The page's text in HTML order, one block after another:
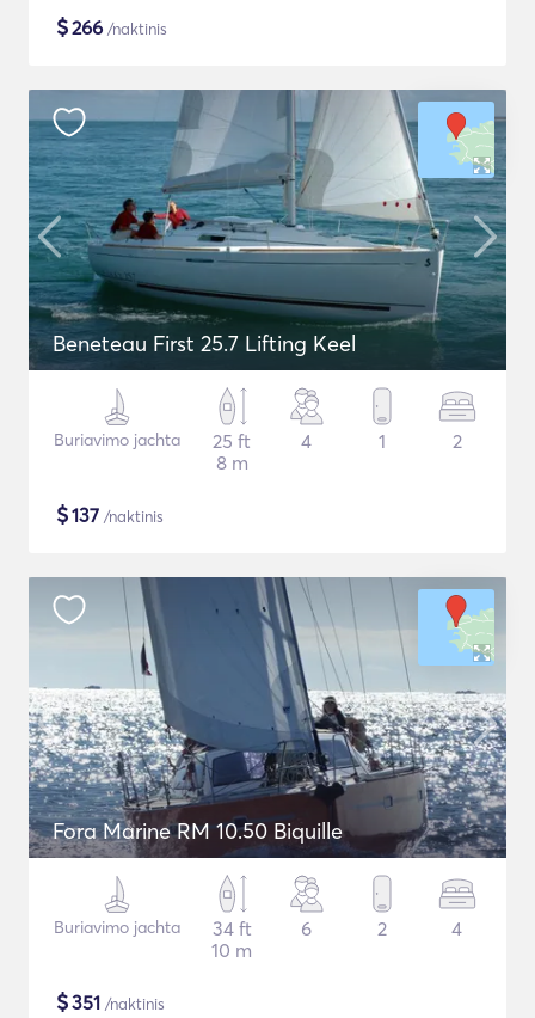
$266 /naktinis
Beneteau First 25.7 Lifting Keel
Buriavimo jachta
25 ft
8 m
4 1 2
$137 /naktinis
Fora Marine RM 10.50 Biquille
Buriavimo jachta
34 ft
10 m
6 2 4
$351 /naktinis